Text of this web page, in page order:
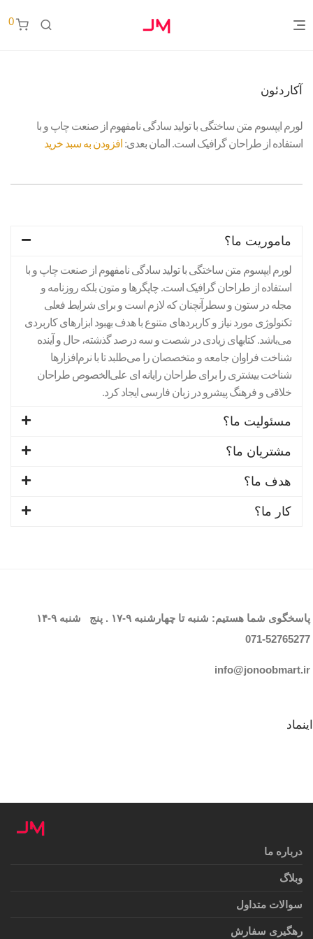
0
آکاردئون
لورم ایپسوم متن ساختگی با تولید سادگی نامفهوم از صنعت چاپ و با
استفاده از طراحان گرافیک است. المان بعدی: افزودن به سبد خرید
ماموریت ما؟
لورم ایپسوم متن ساختگی با تولید سادگی نامفهوم از صنعت چاپ و با
استفاده از طراحان گرافیک است. چاپگرها و متون بلکه روزنامه و
مجله در ستون و سطرآنچنان که لازم است و برای شرایط فعلی
تکنولوژی مورد نیاز و کاربردهای متنوع با هدف بهبود ابزارهای کاربردی
می‌باشد. کتابهای زیادی در شصت و سه درصد گذشته، حال و آینده
شناخت فراوان جامعه و متخصصان را می‌طلبد تا با نرم‌افزارها
شناخت بیشتری را برای طراحان رایانه ای علی‌الخصوص طراحان
خلاقی و فرهنگ پیشرو در زبان فارسی ایجاد کرد.
مسئولیت ما؟
مشتریان ما؟
هدف ما؟
کار ما؟
پاسخگوی شما هستیم: شنبه تا چهارشنبه ۹-۱۷ . پنج شنبه ۹-۱۴
071-52765277
info@jonoobmart.ir
اینماد
درباره ما
وبلاگ
سوالات متداول
رهگیری سفارش